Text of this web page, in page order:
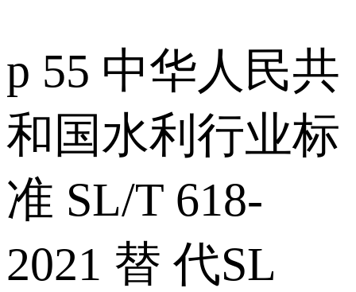
p 55 中华人民共
和国水利行业标
准 SL/T 618-
2021 替 代SL